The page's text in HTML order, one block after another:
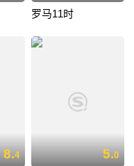
罗马11时
8.4 5.0